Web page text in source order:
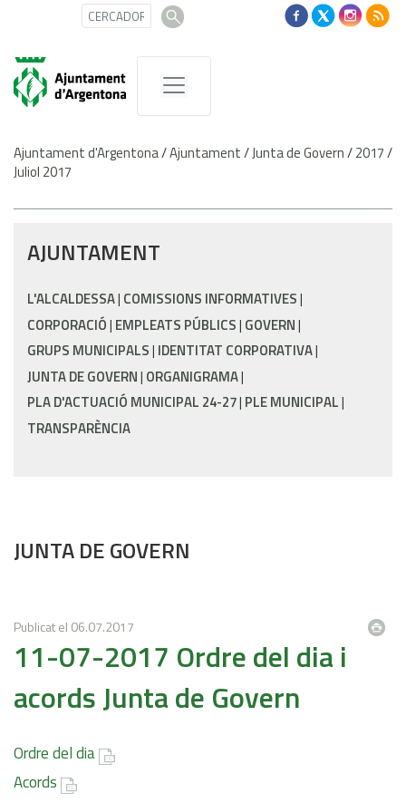
Ajuntament d'Argentona/Ajuntament/Junta de Govern/2017/
Juliol 2017
AJUNTAMENT
L'ALCALDESSA COMISSIONS INFORMATIVES
CORPORACIÓ EMPLEATS PÚBLICS GOVERN
GRUPS MUNICIPALS IDENTITAT CORPORATIVA
JUNTA DE GOVERN ORGANIGRAMA
PLA D'ACTUACIÓ MUNICIPAL 24-27 PLE MUNICIPAL
TRANSPARÈNCIA
JUNTA DE GOVERN
Publicat el 06.07.2017
11-07-2017 Ordre del dia i
acords Junta de Govern
Ordre del dia
Acords